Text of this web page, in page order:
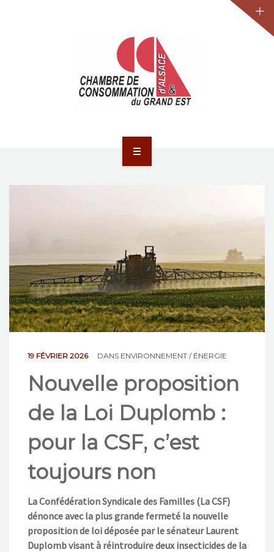
NOS ACTIONS
CONTACT
19 FÉVRIER 2026 DANS ENVIRONNEMENT / ÉNERGIE
Nouvelle proposition
de la Loi Duplomb :
pour la CSF, c’est
toujours non
La Confédération Syndicale des Familles (La CSF)
dénonce avec la plus grande fermeté la nouvelle
proposition de loi déposée par le sénateur Laurent
Duplomb visant à réintroduire deux insecticides de la